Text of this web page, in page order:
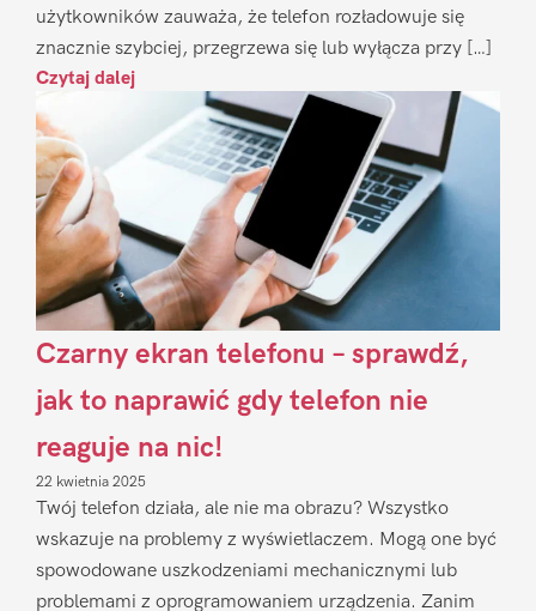
użytkowników zauważa, że telefon rozładowuje się
znacznie szybciej, przegrzewa się lub wyłącza przy […]
Czytaj dalej
Czarny ekran telefonu – sprawdź,
jak to naprawić gdy telefon nie
reaguje na nic!
22 kwietnia 2025
Twój telefon działa, ale nie ma obrazu? Wszystko
wskazuje na problemy z wyświetlaczem. Mogą one być
spowodowane uszkodzeniami mechanicznymi lub
problemami z oprogramowaniem urządzenia. Zanim